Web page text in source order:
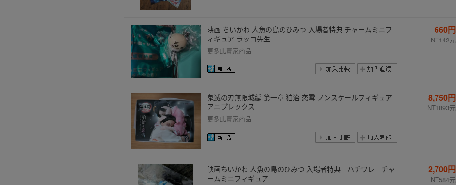
映画 ちいかわ 人魚の島のひみつ 入場者特典 チャームミニフ
ィギュア ラッコ先生
更多此賣家商品
660円
NT142元
鬼滅の刃無限城編 第一章 狛治 恋雪 ノンスケールフィギュア
アニプレックス
更多此賣家商品
8,750円
NT1893元
映画ちいかわ 人魚の島のひみつ 入場者特典 ハチワレ チャ
ームミニフィギュア
2,700円
NT584元